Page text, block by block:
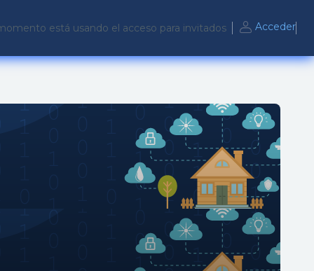
está usando el acceso para invitados Acceder